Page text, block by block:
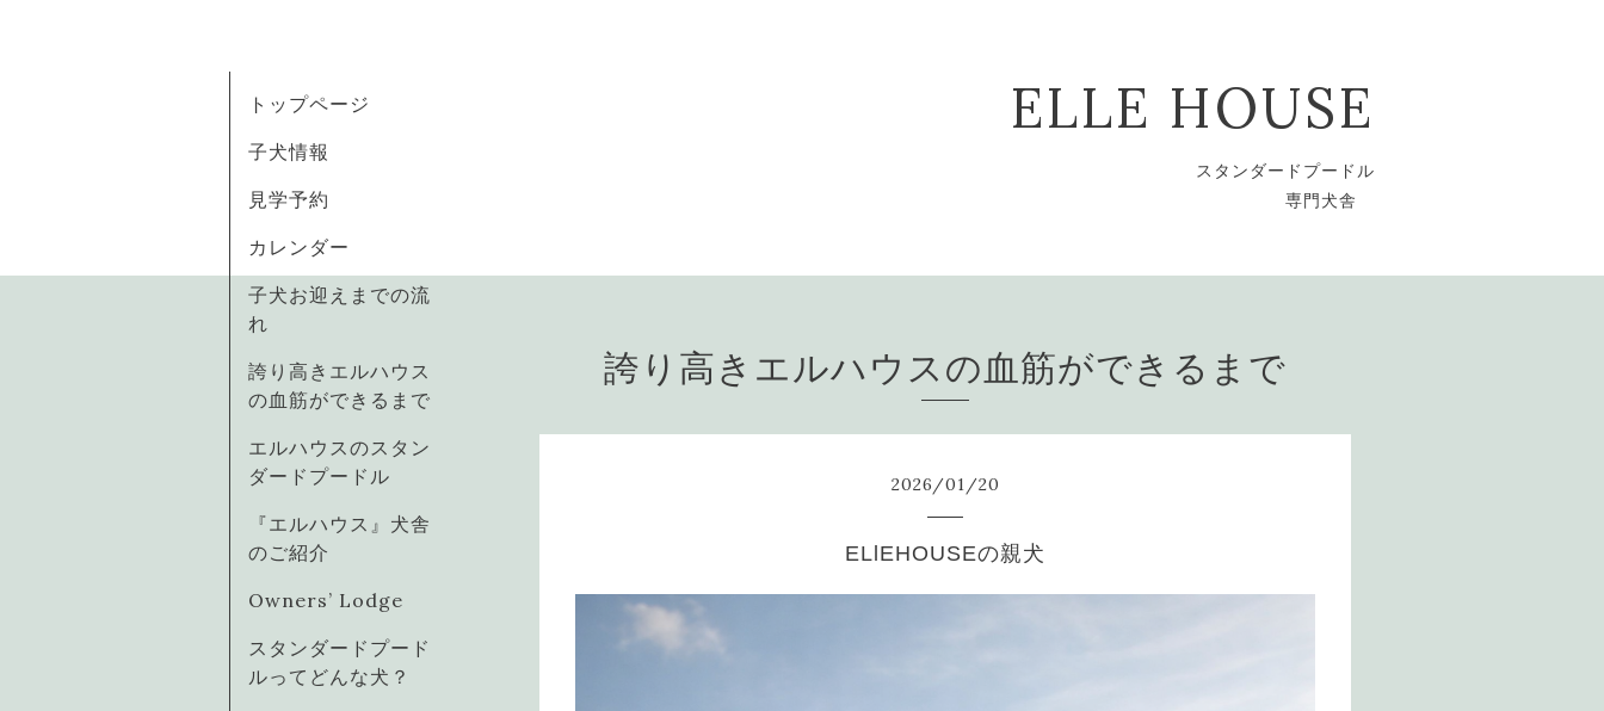
ELLE HOUSE
スタンダードプードル
専門犬舎
トップページ
子犬情報
見学予約
カレンダー
子犬お迎えまでの流
れ
誇り高きエルハウス
の血筋ができるまで
エルハウスのスタン
ダードプードル
『エルハウス』犬舎
のご紹介
Owners’ Lodge
スタンダードプード
ルってどんな犬？
誇り高きエルハウスの血筋ができるまで
2026/01/20
ELlEHOUSEの親犬